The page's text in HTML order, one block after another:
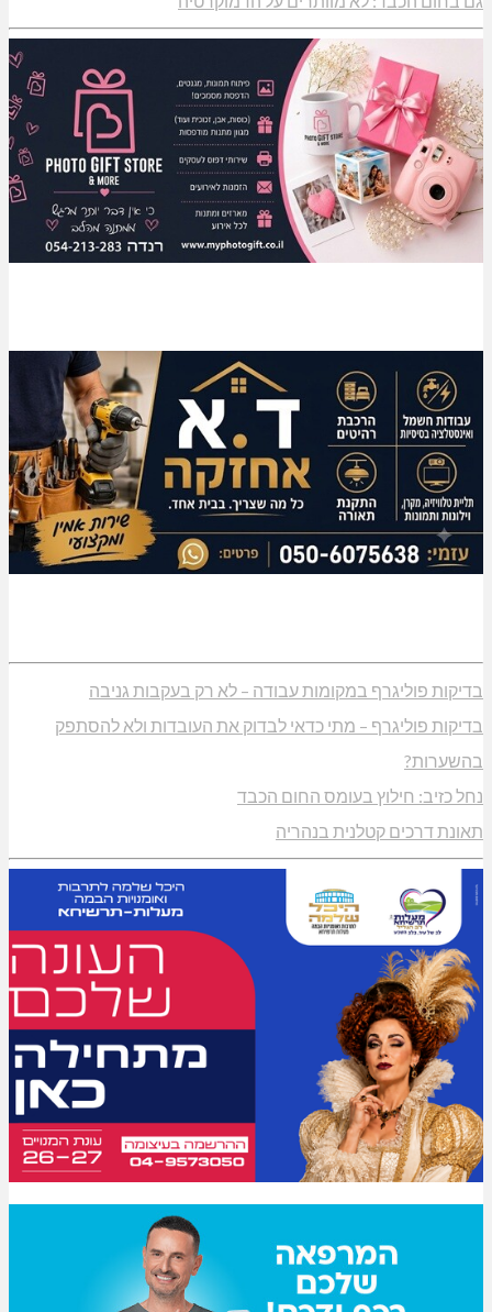
בדיקות פוליגרף במקומות עבודה – לא רק בעקבות גניבה
בדיקות פוליגרף – מתי כדאי לבדוק את העובדות ולא להסתפק
בהשערות?
נחל כזיב: חילוץ בעומס החום הכבד
תאונת דרכים קטלנית בנהריה